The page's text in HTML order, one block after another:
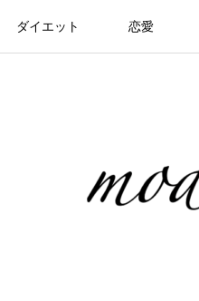
ダイエット 恋愛